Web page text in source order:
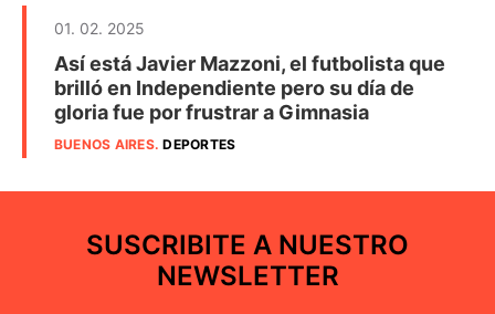
01. 02. 2025
Así está Javier Mazzoni, el futbolista que
brilló en Independiente pero su día de
gloria fue por frustrar a Gimnasia
BUENOS AIRES.DEPORTES
SUSCRIBITE A NUESTRO
NEWSLETTER